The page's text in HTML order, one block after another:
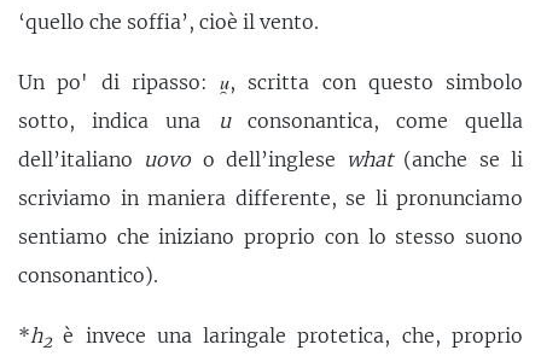
‘quello che soffia’, cioè il vento.
Un po' di ripasso: u̯, scritta con questo simbolo
sotto, indica una
uconsonantica, come quella
dell’italiano uovo o dell’inglese what(anche se li
scriviamo in maniera differente, se li pronunciamo
sentiamo che iniziano proprio con lo stesso suono
consonantico).
*h2è invece una laringale protetica, che, proprio